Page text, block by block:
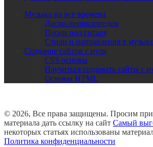
Музыка на все времена
Диско-энциклопедия
Песни под гитару
Стили и направления в
Создание сайтов с нуля
CSS основы
Научиться создавать сайты с
Основы HTML
© 2026, Все права защищены. Просим
материала дать ссылку на сайт Самый
некоторых статьях использованы
Политика конфиденциальности